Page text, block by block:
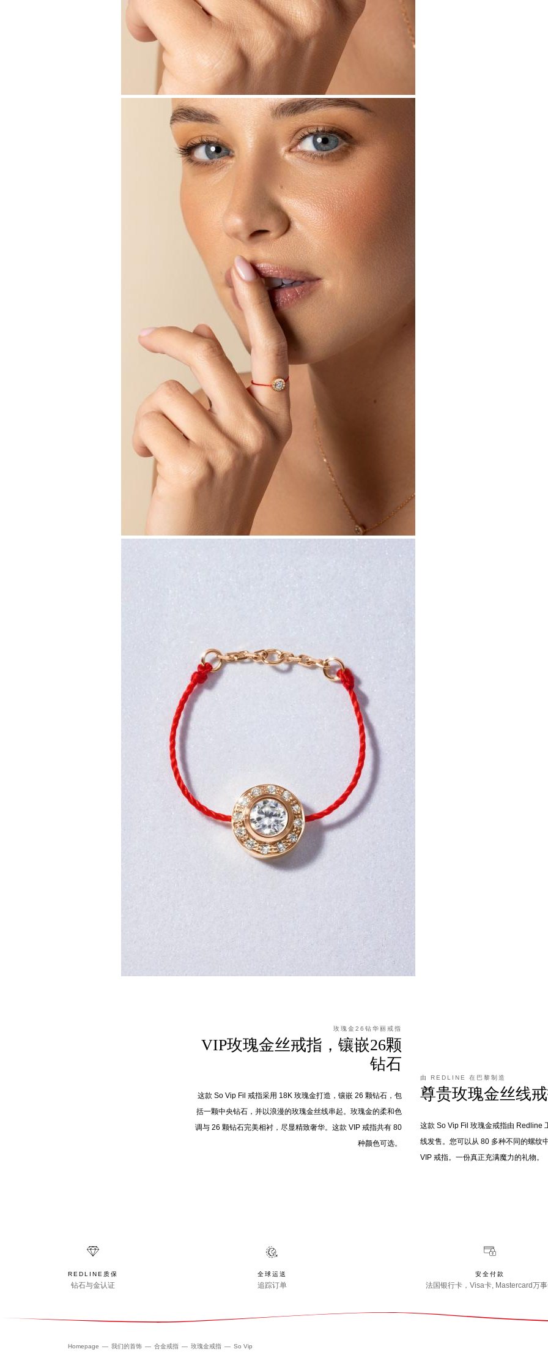
玫瑰金26钻华丽戒指
VIP玫瑰金丝戒指，镶嵌26颗
钻石
这款 So Vip Fil 戒指采用 18K 玫瑰金打造，镶嵌 26 颗钻石，包
括一颗中央钻石，并以浪漫的玫瑰金丝线串起。玫瑰金的柔和色
调与 26 颗钻石完美相衬，尽显精致奢华。这款 VIP 戒指共有 80
种颜色可选。
由 REDLINE 在巴黎制造
尊贵玫瑰金丝线
这款 So Vip Fil 玫瑰金戒指由 Redline
线发售。您可以从 80 多种不同的螺纹
VIP 戒指。一份真正充满魔力的礼物。
REDLINE质保
钻石与金认证
全球运送
追踪订单
安全付款
法国银行卡，Visa卡, Mastercard万
Homepage 我们的首饰 合金戒指 玫瑰金戒指 So Vip